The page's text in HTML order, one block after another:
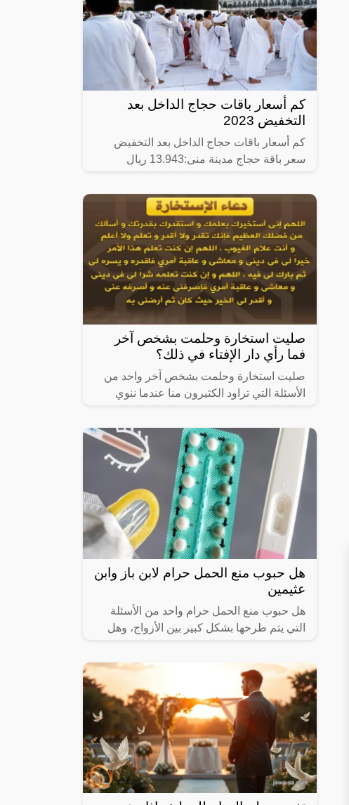
كم أسعار باقات حجاج الداخل بعد
التخفيض 2023
كم أسعار باقات حجاج الداخل بعد التخفيض
سعر باقة حجاج مدينة منى:13.943 ريال
11970 ريالاً سعودياً.سعر باقة ضيافة للخيام
صليت استخارة وحلمت بشخص آخر
فما رأي دار الإفتاء في ذلك؟
صليت استخارة وحلمت بشخص آخر واحد من
الأسئلة التي تراود الكثيرون منا عندما ننوي
سبيل المثال، أو الشريك في العمل، ويهتم
هل حبوب منع الحمل حرام لابن باز وابن
عثيمين
هل حبوب منع الحمل حرام واحد من الأسئلة
التي يتم طرحها بشكل كبير بين الأزواج، وهل
الإسلامية، أم هو حرام مطلق، أم حلال